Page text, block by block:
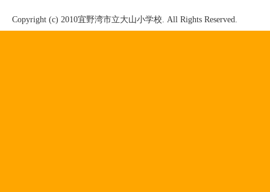
Copyright (c) 2010宜野湾市立大山小学校. All Rights Reserved.